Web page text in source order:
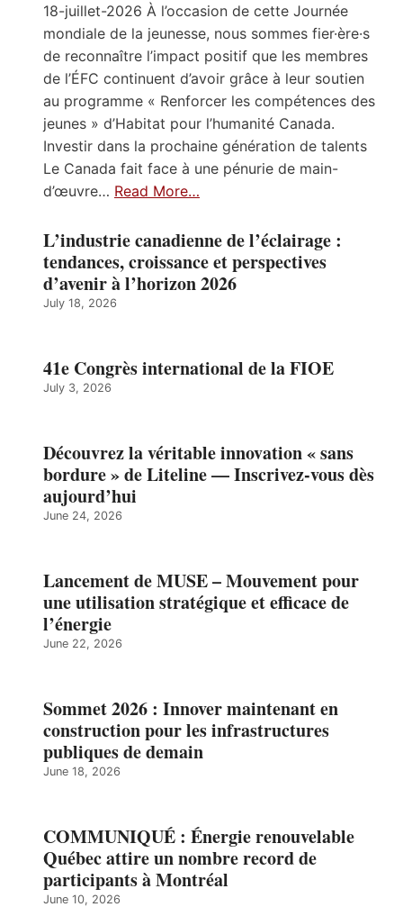
18-juillet-2026 À l’occasion de cette Journée
mondiale de la jeunesse, nous sommes fier·ère·s
de reconnaître l’impact positif que les membres
de l’ÉFC continuent d’avoir grâce à leur soutien
au programme « Renforcer les compétences des
jeunes » d’Habitat pour l’humanité Canada.
Investir dans la prochaine génération de talents
Le Canada fait face à une pénurie de main-
d’œuvre… Read More…
L’industrie canadienne de l’éclairage :
tendances, croissance et perspectives
d’avenir à l’horizon 2026
July 18, 2026
41e Congrès international de la FIOE
July 3, 2026
Découvrez la véritable innovation « sans
bordure » de Liteline — Inscrivez-vous dès
aujourd’hui
June 24, 2026
Lancement de MUSE – Mouvement pour
une utilisation stratégique et efficace de
l’énergie
June 22, 2026
Sommet 2026 : Innover maintenant en
construction pour les infrastructures
publiques de demain
June 18, 2026
COMMUNIQUÉ : Énergie renouvelable
Québec attire un nombre record de
participants à Montréal
June 10, 2026